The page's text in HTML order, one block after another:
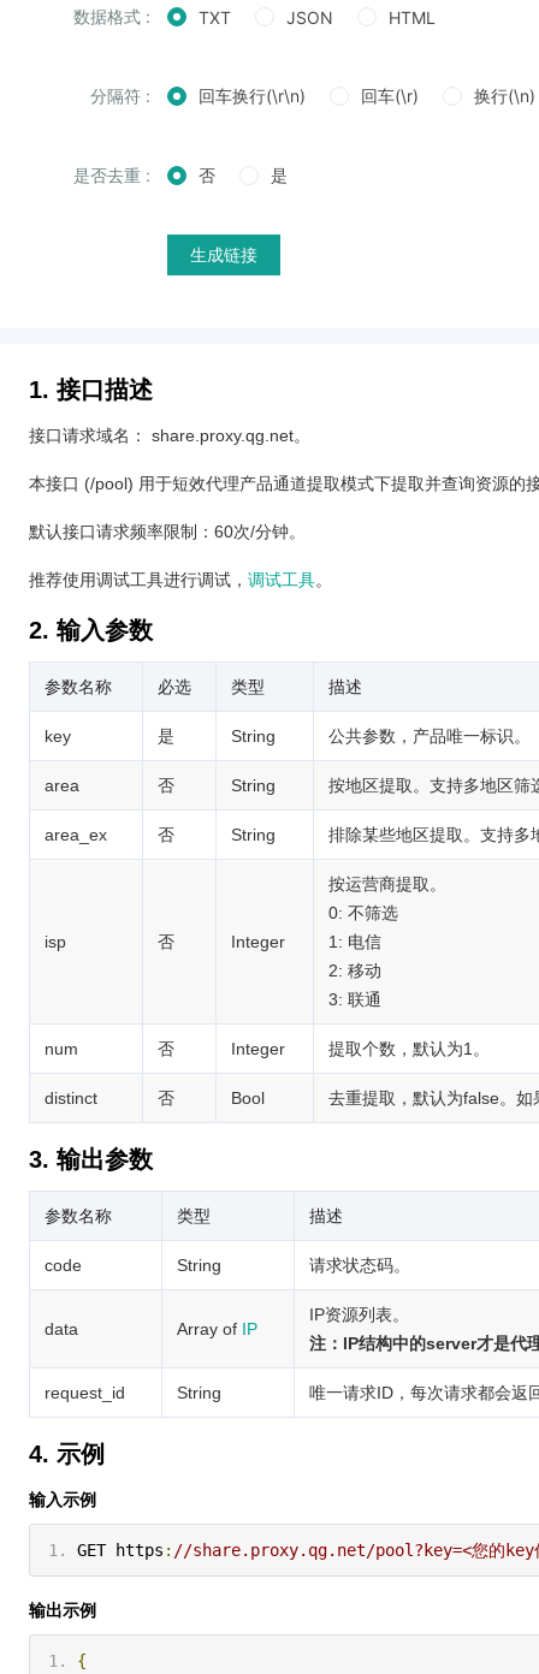
数据格式 : TXT JSON HTML
分隔符 : 回车换行(\r\n) 回车(\r) 换行(\n)
是否去重 : 否 是
生成链接
1. 接口描述
接口请求域名： share.proxy.qg.net。
本接口 (/pool) 用于短效代理产品通道提取模式下提取并查询资源的
默认接口请求频率限制：60次/分钟。
推荐使用调试工具进行调试， 调试工具。
2. 输入参数
参数名称 必选 类型 描述
key 是 String 公共参数，产品唯一标识。
area 否 String 按地区提取。支持多地区筛
area_ex 否 String 排除某些地区提取。支持多
isp 否 Integer
按运营商提取。
0: 不筛选
1: 电信
2: 移动
3: 联通
num 否 Integer 提取个数，默认为1。
distinct 否 Bool 去重提取，默认为false。
3. 输出参数
参数名称 类型 描述
code String 请求状态码。
data Array of IP
IP资源列表。
注：IP结构中的server才是代
request_id String 唯一请求ID，每次请求都会返
4. 示例
输入示例
GET https : //share.proxy.qg.net/pool?key=<您的key信
输出示例
{